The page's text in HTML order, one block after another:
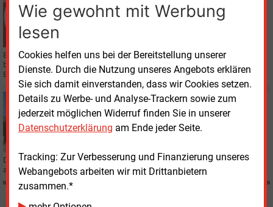
Wie gewohnt mit Werbung
lesen
Cookies helfen uns bei der Bereitstellung unserer
Dienste. Durch die Nutzung unseres Angebots erklären
Sie sich damit einverstanden, dass wir Cookies setzen.
Details zu Werbe- und Analyse-Trackern sowie zum
jederzeit möglichen Widerruf finden Sie in unserer
Datenschutzerklärung am Ende jeder Seite.
Tracking: Zur Verbesserung und Finanzierung unseres
Webangebots arbeiten wir mit Drittanbietern
zusammen.*
E&M STATISTIK DES TAGES
Beim Klimawandel ist der Einzelne gefragt
Ein Schaubild sagt mehr als Tausend Worte: In einer aktuellen Infografik
beleuchtet E&M regelmäßig Zahlen aus dem energiewirtschaftlichen
Bereich.
Mittwoch, 8.05.2019, 14:26
E&M POLITIK
Bundesregierung bekräftigt Erneuerbaren-Ziel
Die Bundesregierung hat ihr Ziel bekräftigt, den Anteil erneuerbarer Energien
am Bruttostromverbrauch bis 2030 auf 65 % anzuheben.